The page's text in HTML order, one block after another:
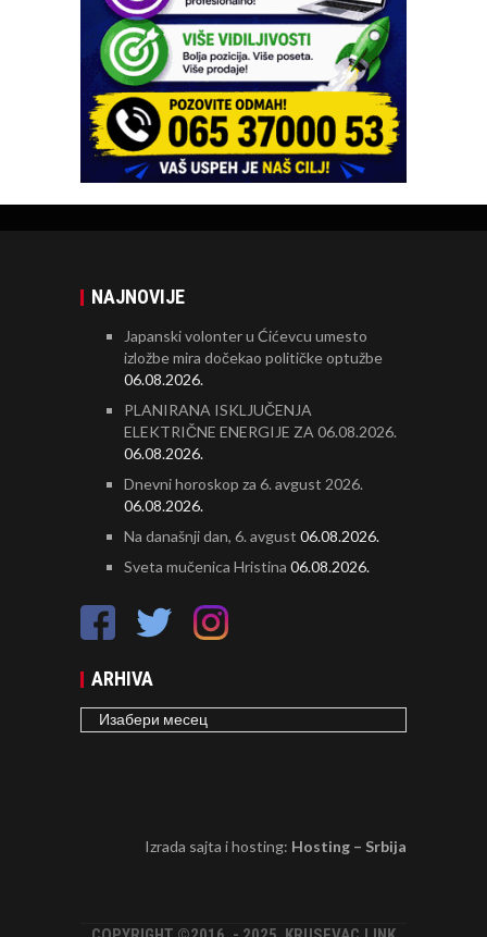
NAJNOVIJE
Japanski volonter u Ćićevcu umesto
izložbe mira dočekao političke optužbe
06.08.2026.
PLANIRANA ISKLJUČENJA
ELEKTRIČNE ENERGIJE ZA 06.08.2026.
06.08.2026.
Dnevni horoskop za 6. avgust 2026.
06.08.2026.
Na današnji dan, 6. avgust 06.08.2026.
Sveta mučenica Hristina 06.08.2026.
ARHIVA
ARHIVA
Izrada sajta i hosting: Hosting – Srbija